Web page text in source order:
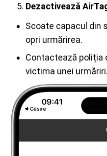
Dezactivează
Scoate capacul din
opri urmărirea.
Contactează poliția
victima unei urmăriri.